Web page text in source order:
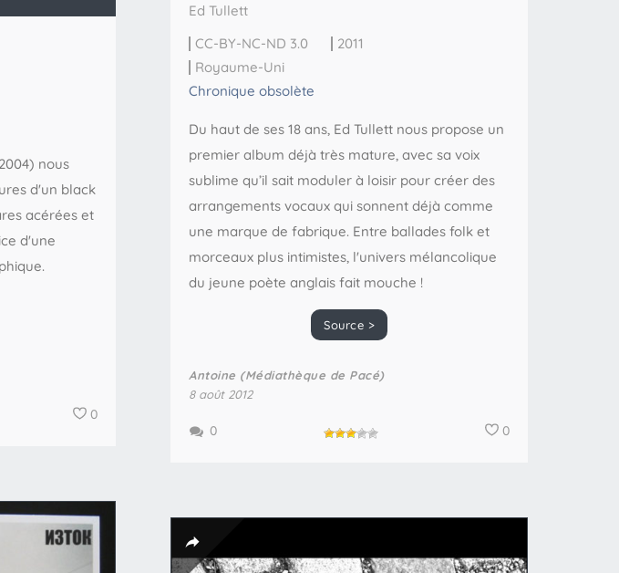
Ed Tullett
CC-BY-NC-ND 3.0
2011
Royaume-Uni
Chronique obsolète
Du haut de ses 18 ans, Ed Tullett nous propose un
premier album déjà très mature, avec sa voix
sublime qu’il sait moduler à loisir pour créer des
arrangements vocaux qui sonnent déjà comme
une marque de fabrique. Entre ballades folk et
morceaux plus intimistes, l'univers mélancolique
du jeune poète anglais fait mouche !
Source >
Antoine (Médiathèque de Pacé)
8 août 2012
0
0
nous
d'un black
acérées et
d'une
0